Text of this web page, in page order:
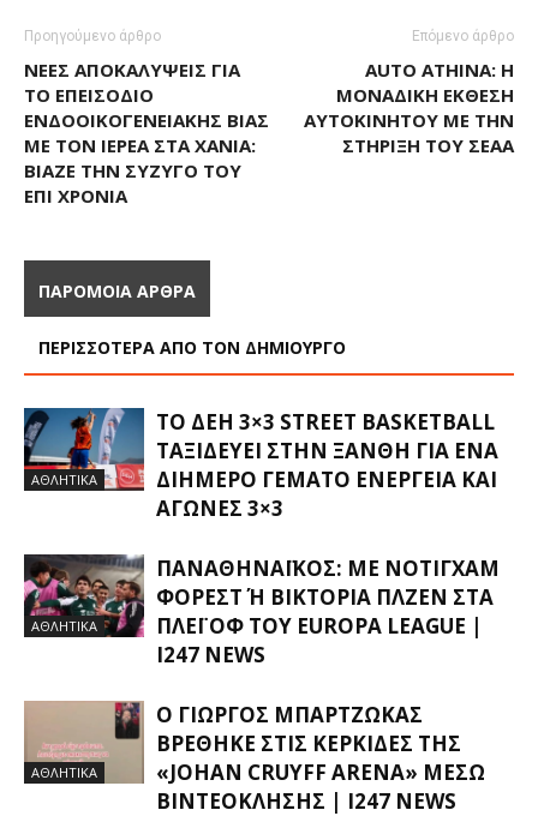
Προηγούμενο άρθρο
ΝΈΕΣ ΑΠΟΚΑΛΎΨΕΙΣ ΓΙΑ
ΤΟ ΕΠΕΙΣΌΔΙΟ
ΕΝΔΟΟΙΚΟΓΕΝΕΙΑΚΉΣ ΒΊΑΣ
ΜΕ ΤΟΝ ΙΕΡΈΑ ΣΤΑ ΧΑΝΙΆ:
ΒΊΑΖΕ ΤΗΝ ΣΎΖΥΓΌ ΤΟΥ
ΕΠΊ ΧΡΌΝΙΑ
Επόμενο άρθρο
AUTO ATHINA: Η
ΜΟΝΑΔΙΚΉ ΈΚΘΕΣΗ
ΑΥΤΟΚΙΝΉΤΟΥ ΜΕ ΤΗΝ
ΣΤΉΡΙΞΗ ΤΟΥ ΣΕΑΑ
ΠΑΡΟΜΟΙΑ ΑΡΘΡΑ
ΠΕΡΙΣΣΟΤΕΡΑ ΑΠΟ ΤΟΝ ΔΗΜΙΟΥΡΓΟ
ΑΘΛΗΤΙΚΑ
ΤΟ ΔΕΗ 3×3 STREET BASKETBALL
ΤΑΞΙΔΕΎΕΙ ΣΤΗΝ ΞΆΝΘΗ ΓΙΑ ΈΝΑ
ΔΙΉΜΕΡΟ ΓΕΜΆΤΟ ΕΝΈΡΓΕΙΑ ΚΑΙ
ΑΓΏΝΕΣ 3×3
ΑΘΛΗΤΙΚΑ
ΠΑΝΑΘΗΝΑΪΚΌΣ: ΜΕ ΝΌΤΙΓΧΑΜ
ΦΌΡΕΣΤ Ή ΒΙΚΤΌΡΙΑ ΠΛΖΕΝ ΣΤΑ Π
ΛΈΙ ΟΦ ΤΟΥ EUROPA LEAGUE |
I247 NEWS
ΑΘΛΗΤΙΚΑ
Ο ΓΙΏΡΓΟΣ ΜΠΑΡΤΖΏΚΑΣ
ΒΡΈΘΗΚΕ ΣΤΙΣ ΚΕΡΚΊΔΕΣ ΤΗΣ
«JOHAN CRUYFF ARENA» ΜΈΣΩ
ΒΙΝΤΕΟΚΛΉΣΗΣ | I247 NEWS